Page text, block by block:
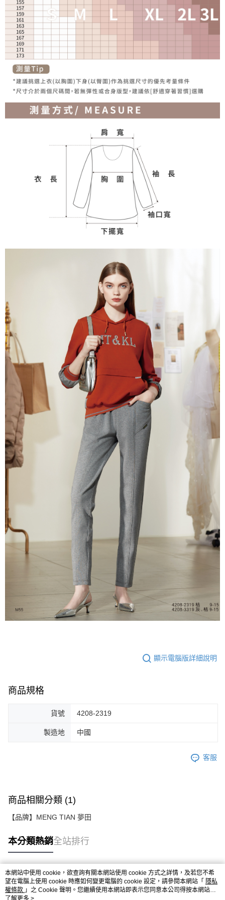
顯示電腦版詳細說明
商品規格
貨號 4208-2319
製造地 中國
客服
商品相關分類 (1)
【品牌】MENG TIAN 夢田
本分類熱銷全站排行
熱門標籤
本網站中使用 cookie，欲查詢有關本網站使用 cookie 方式之詳情，及若您不希
望在電腦上使用 cookie 時應如何變更電腦的 cookie 設定，請參閱本網站「 隱私
權條款 」之 Cookie 聲明。您繼續使用本網站即表示您同意本公司得按本網站使
用條款之 Cookie 聲明使用 cookie。
了解更多 >